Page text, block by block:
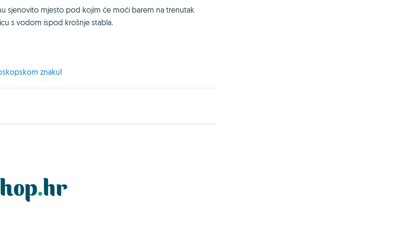
sjenovito mjesto pod kojim će moći barem na trenutak
s vodom ispod krošnje stabla.
znaku!